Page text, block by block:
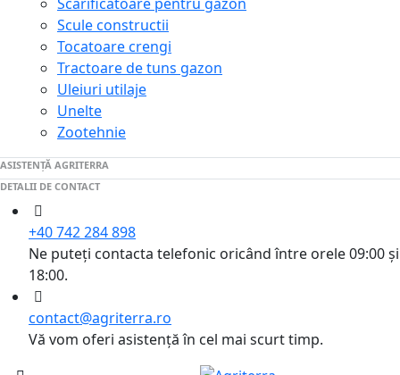
Scule constructii
Tocatoare crengi
Tractoare de tuns gazon
Uleiuri utilaje
Unelte
Zootehnie
ASISTENȚĂ AGRITERRA
DETALII DE CONTACT
+40 742 284 898
Ne puteți contacta telefonic oricând între orele 09:00 și
18:00.
contact@agriterra.ro
Vă vom oferi asistență în cel mai scurt timp.